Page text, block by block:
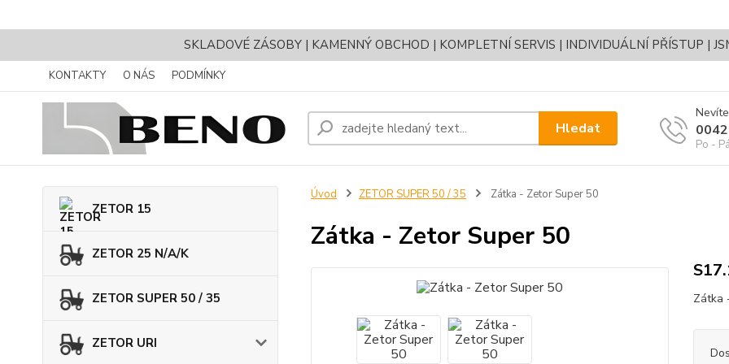
SKLADOVÉ ZÁSOBY | KAMENNÝ OBCHOD | KOMPLETNÍ SERVIS | INDIVIDUÁLNÍ PŘÍSTUP |
KONTAKTY O NÁS PODMÍNKY
Hledat
Po -
ZETOR 15
ZETOR 25 N/A/K
ZETOR SUPER 50 / 35
ZETOR URI
Úvod ZETOR SUPER 50 / 35 Zátka - Zetor Super 50
Zátka - Zetor Super 50
Zátka